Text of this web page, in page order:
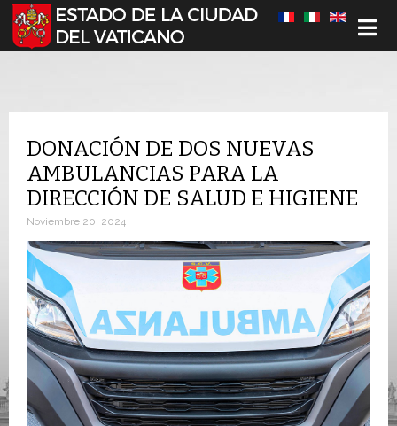
Seleccione su idioma
DONACIÓN DE DOS NUEVAS
AMBULANCIAS PARA LA
DIRECCIÓN DE SALUD E HIGIENE
Noviembre 20, 2024